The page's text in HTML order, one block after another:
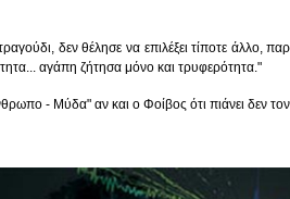
δεν θέλησε να επιλέξει τίποτε άλλο,
αγάπη ζήτησα μόνο και τρυφερότητα."
- Μύδα" αν και ο Φοίβος ότι πιάνει δεν